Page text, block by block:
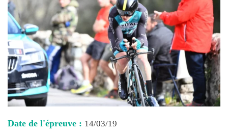
Date de l'épreuve : 14/03/19